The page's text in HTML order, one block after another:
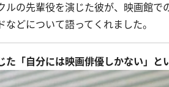
ルの先輩役を演じた彼が、映画館
などについて語ってくれました。
「自分には映画俳優しかない」と